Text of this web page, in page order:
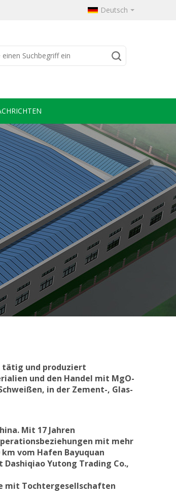
Deutsch
tätig und produziert
und den Handel mit MgO-
in der Zement-, Glas-
Mit 17 Jahren
mit mehr
vom Hafen Bayuquan
Yutong Trading Co.,
mit Tochtergesellschaften